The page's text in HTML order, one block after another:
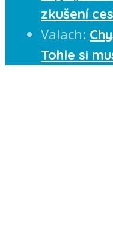
zkušení
Valach:
Tohle si